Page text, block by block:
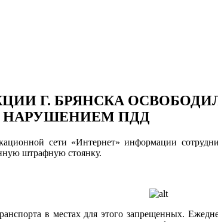
Г. БРЯНСКА
НАРУШЕНИЕМ ПДД
сети «Интернет» информации
штрафную стоянку.
в местах для этого запрещенных.